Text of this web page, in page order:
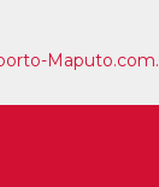
Maputo.com.